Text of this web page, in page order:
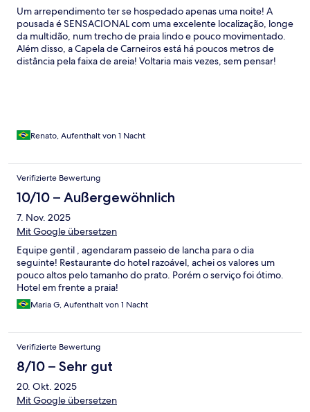
Um arrependimento ter se hospedado apenas uma noite! A
pousada é SENSACIONAL com uma excelente localização, longe
da multidão, num trecho de praia lindo e pouco movimentado.
Além disso, a Capela de Carneiros está há poucos metros de
distância pela faixa de areia! Voltaria mais vezes, sem pensar!
Renato, Aufenthalt von 1 Nacht
Verifizierte Bewertung
10/10 – Außergewöhnlich
7. Nov. 2025
Mit Google übersetzen
Equipe gentil , agendaram passeio de lancha para o dia
seguinte! Restaurante do hotel razoável, achei os valores um
pouco altos pelo tamanho do prato. Porém o serviço foi ótimo.
Hotel em frente a praia!
Maria G, Aufenthalt von 1 Nacht
Verifizierte Bewertung
8/10 – Sehr gut
20. Okt. 2025
Mit Google übersetzen